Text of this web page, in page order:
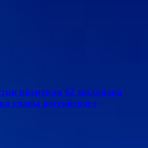
похитили 62 миллиона
главы российского